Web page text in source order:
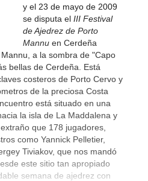
y el 23 de mayo de 2009
se disputa el III Festival
de Ajedrez de Porto
Mannu en Cerdeña
a la sombra de "Capo
bellas de Cerdeña. Está
costeros de Porto Cervo y
de la preciosa Costa
está situado en una
la isla de La Maddalena y
que 178 jugadores,
como Yannick Pelletier,
Tiviakov, que nos mandó
este sitio tan apropiado
semana de ajedrez con